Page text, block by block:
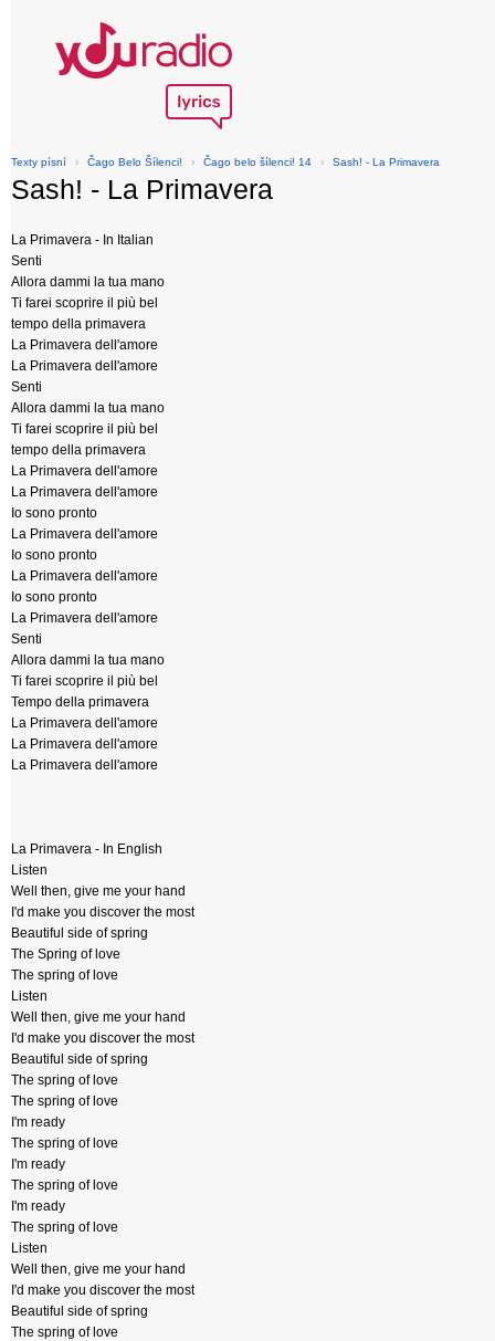
Texty písní › Čago Belo Šílenci! › Čago belo šílenci! 14 › Sash! - La Primavera
Sash! - La Primavera
La Primavera - In Italian
Senti
Allora dammi la tua mano
Ti farei scoprire il più bel
tempo della primavera
La Primavera dell'amore
La Primavera dell'amore
Senti
Allora dammi la tua mano
Ti farei scoprire il più bel
tempo della primavera
La Primavera dell'amore
La Primavera dell'amore
Io sono pronto
La Primavera dell'amore
Io sono pronto
La Primavera dell'amore
Io sono pronto
La Primavera dell'amore
Senti
Allora dammi la tua mano
Ti farei scoprire il più bel
Tempo della primavera
La Primavera dell'amore
La Primavera dell'amore
La Primavera dell'amore
La Primavera - In English
Listen
Well then, give me your hand
I'd make you discover the most
Beautiful side of spring
The Spring of love
The spring of love
Listen
Well then, give me your hand
I'd make you discover the most
Beautiful side of spring
The spring of love
The spring of love
I'm ready
The spring of love
I'm ready
The spring of love
I'm ready
The spring of love
Listen
Well then, give me your hand
I'd make you discover the most
Beautiful side of spring
The spring of love